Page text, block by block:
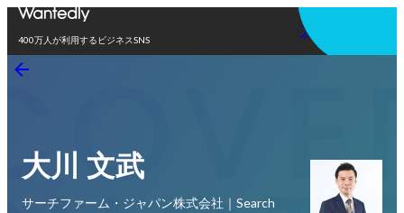
400万人が利用するビジネスSNS
アプリを使う
大川 文武
サーチファーム・ジャパン株式会社｜Search